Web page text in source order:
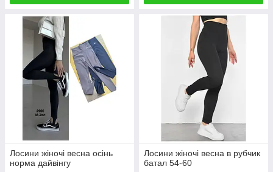
Лосини жіночі весна осінь
норма дайвінгу
Лосини жіночі весна в рубчик
батал 54-60